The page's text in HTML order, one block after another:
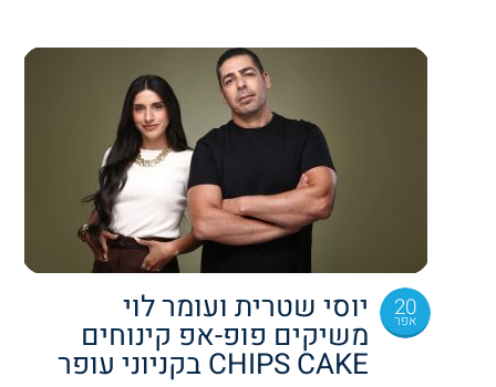
20
אפר יוסי שטרית ועומר לוי
משיקים פופ-אפ קינוחים
CHIPS CAKE בקניוני עופר